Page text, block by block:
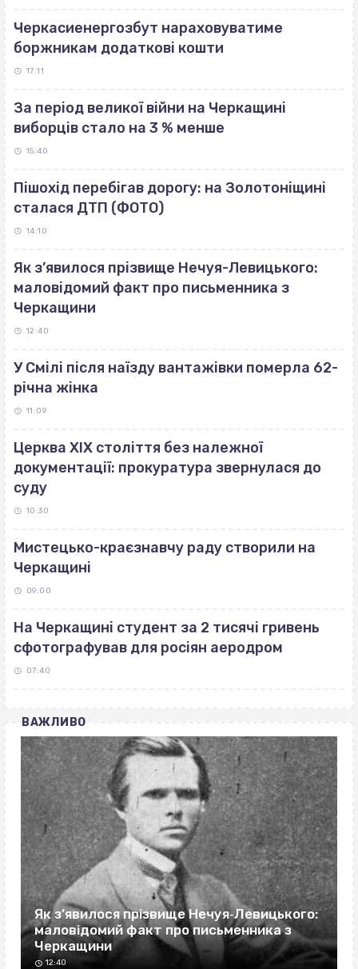
Черкасиенергозбут нараховуватиме
боржникам додаткові кошти
17:11
За період великої війни на Черкащині
виборців стало на 3 % менше
15:40
Пішохід перебігав дорогу: на Золотоніщині
сталася ДТП (ФОТО)
14:10
Як з’явилося прізвище Нечуя-Левицького:
маловідомий факт про письменника з
Черкащини
12:40
У Смілі після наїзду вантажівки померла 62-
річна жінка
11:09
Церква ХІХ століття без належної
документації: прокуратура звернулася до
суду
10:30
Мистецько-краєзнавчу раду створили на
Черкащині
09:00
На Черкащині студент за 2 тисячі гривень
сфотографував для росіян аеродром
07:40
ВАЖЛИВО
Як з’явилося прізвище Нечуя‐Левицького:
маловідомий факт про письменника з
Черкащини
12:40